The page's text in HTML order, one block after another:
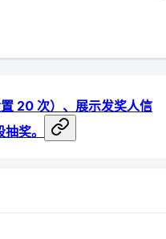
20 次）、展示发奖人信
奖。